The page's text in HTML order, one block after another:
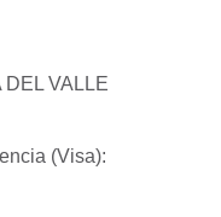
VALLE
(Visa):